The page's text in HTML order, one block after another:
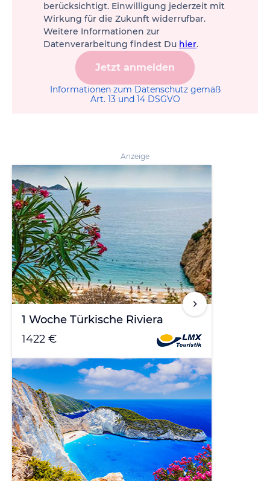
berücksichtigt. Einwilligung jederzeit mit
Wirkung für die Zukunft widerrufbar.
Weitere Informationen zur
Datenverarbeitung findest Du hier.
Jetzt anmelden
Informationen zum Datenschutz gemäß
Art. 13 und 14 DSGVO
Anzeige
1 Woche Türkische Riviera
1422 €